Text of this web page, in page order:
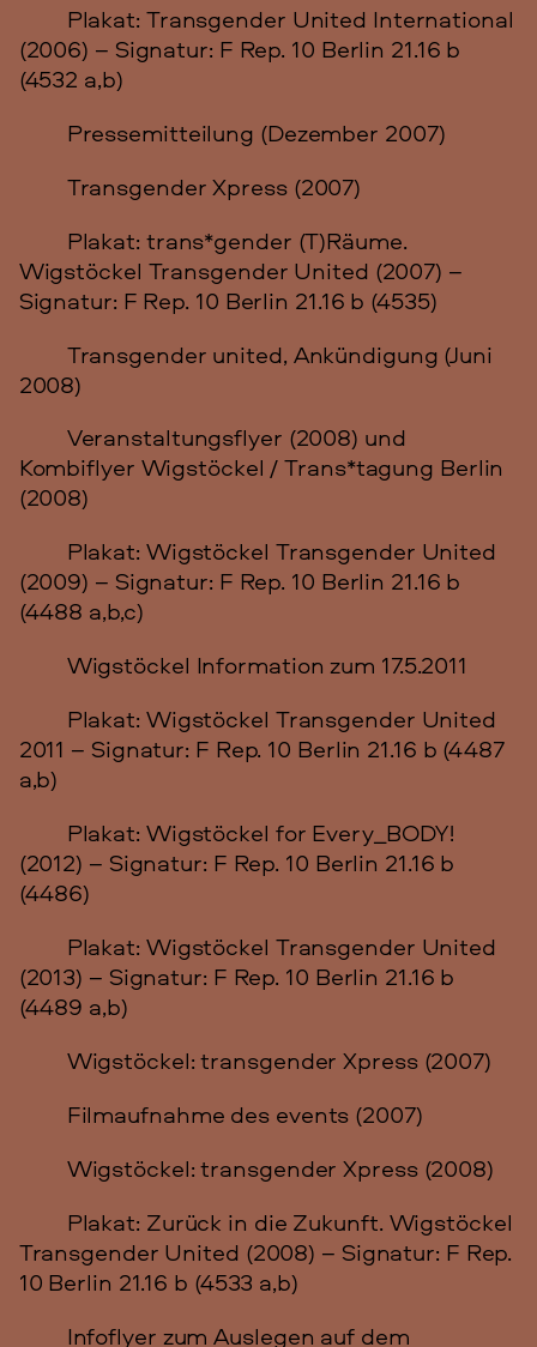
Plakat: Transgender United International
(2006) – Signatur: F Rep. 10 Berlin 21.16 b
(4532 a,b)
Pressemitteilung (Dezember 2007)
Transgender Xpress (2007)
Plakat: trans*gender (T)Räume.
Wigstöckel Transgender United (2007) –
Signatur: F Rep. 10 Berlin 21.16 b (4535)
Transgender united, Ankündigung (Juni
2008)
Veranstaltungsflyer (2008) und
Kombiflyer Wigstöckel / Trans*tagung Berlin
(2008)
Plakat: Wigstöckel Transgender United
(2009) – Signatur: F Rep. 10 Berlin 21.16 b
(4488 a,b,c)
Wigstöckel Information zum 17.5.2011
Plakat: Wigstöckel Transgender United
2011 – Signatur: F Rep. 10 Berlin 21.16 b (4487
a,b)
Plakat: Wigstöckel for Every_BODY!
(2012) – Signatur: F Rep. 10 Berlin 21.16 b
(4486)
Plakat: Wigstöckel Transgender United
(2013) – Signatur: F Rep. 10 Berlin 21.16 b
(4489 a,b)
Wigstöckel: transgender Xpress (2007)
Filmaufnahme des events (2007)
Wigstöckel: transgender Xpress (2008)
Plakat: Zurück in die Zukunft. Wigstöckel
Transgender United (2008) – Signatur: F Rep.
10 Berlin 21.16 b (4533 a,b)
Infoflyer zum Auslegen auf dem